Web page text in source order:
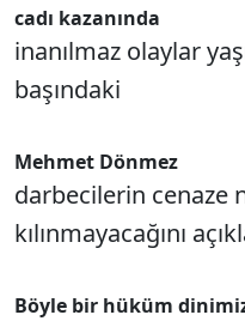
cadı kazanında
inanılmaz olaylar
başındaki
Mehmet Dönmez
darbecilerin cenaze
kılınmayacağını
Böyle bir hüküm